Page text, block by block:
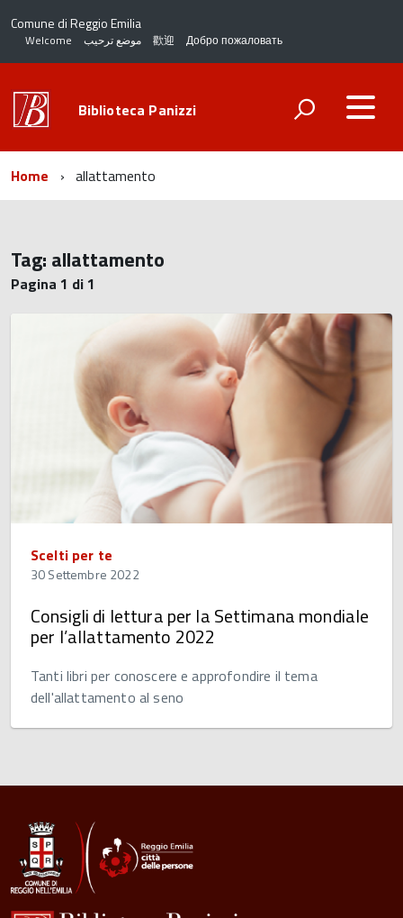
Comune di Reggio Emilia
Welcome موضع ترحيب 歡迎 Добро пожаловать
Biblioteca Panizzi
Home allattamento
Tag: allattamento
Pagina 1 di 1
Scelti per te
30 Settembre 2022
Consigli di lettura per la Settimana mondiale
per l’allattamento 2022
Tanti libri per conoscere e approfondire il tema
dell'allattamento al seno